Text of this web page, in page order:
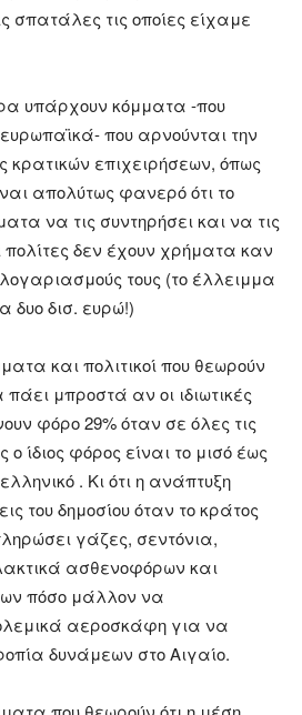
σπατάλες τις οποίες είχαμε
υπάρχουν κόμματα -που
που αρνούνται την
κρατικών επιχειρήσεων, όπως
απολύτως φανερό ότι το
να τις συντηρήσει και να τις
πολίτες δεν έχουν χρήματα καν
τους (το έλλειμμα
δυο δισ. ευρώ!)
και πολιτικοί που θεωρούν
μπροστά αν οι ιδιωτικές
φόρο 29% όταν σε όλες τις
ίδιος φόρος είναι το μισό έως
. Κι ότι η ανάπτυξη
του δημοσίου όταν το κράτος
γάζες, σεντόνια,
ασθενοφόρων και
πόσο μάλλον να
αεροσκάφη για να
δυνάμεων στο Αιγαίο.